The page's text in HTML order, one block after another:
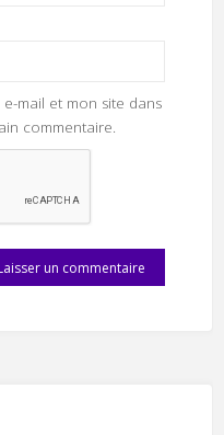
mail et mon site dans
commentaire.